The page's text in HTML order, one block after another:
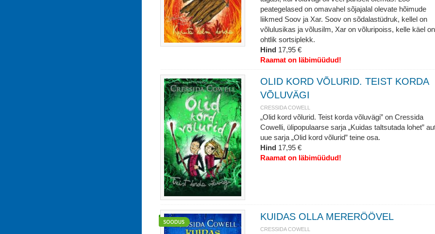
peategelased on omavahel sõjajalal olevate hõimude
liikmed Soov ja Xar. Soov on sõdalastüdruk, kellel on
võlulusikas ja võlusilm, Xar on võluripoiss, kelle käel on
ohtlik sortsiplekk.
Hind 17,95 €
Raamat on läbimüüdud!
OLID KORD VÕLURID. TEIST KORDA
VÕLUVÄGI
CRESSIDA COWELL
„Olid kord võlurid. Teist korda võluvägi” on Cressida
Cowelli, ülipopulaarse sarja „Kuidas taltsutada lohet”
uue sarja „Olid kord võlurid” teine osa.
Hind 17,95 €
Raamat on läbimüüdud!
KUIDAS OLLA MERERÖÖVEL
CRESSIDA COWELL